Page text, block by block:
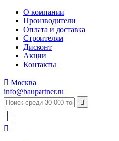
О компании
Производители
Оплата и доставка
Строителям
Дисконт
Акции
Контакты
 Москва
info@baupartner.ru

